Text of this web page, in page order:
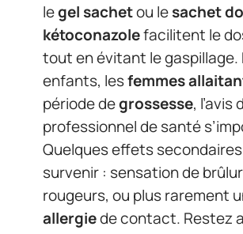
legel sachetou lesachet
kétoconazolefacilitent le
tout en évitant le gaspillage.
enfants, lesfemmes
période degrossesse, l’avis
professionnel de santé
Quelques effets
survenir : sensation de
rougeurs, ou plus rarement
allergiede contact. Restez